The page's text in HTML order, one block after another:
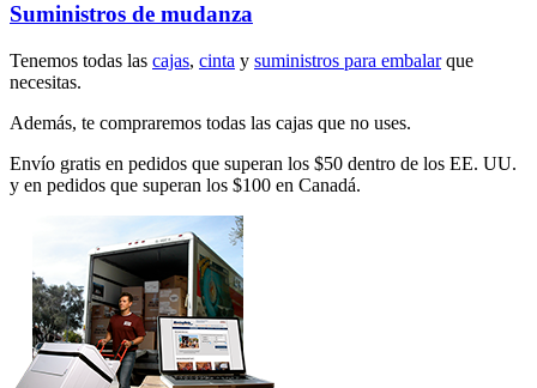
Suministros de mudanza
Tenemos todas las cajas, cinta y suministros para embalarque
necesitas.
Además, te compraremos todas las cajas que no uses.
Envío gratis en pedidos que superan los $50 dentro de los EE. UU.
y en pedidos que superan los $100 en Canadá.